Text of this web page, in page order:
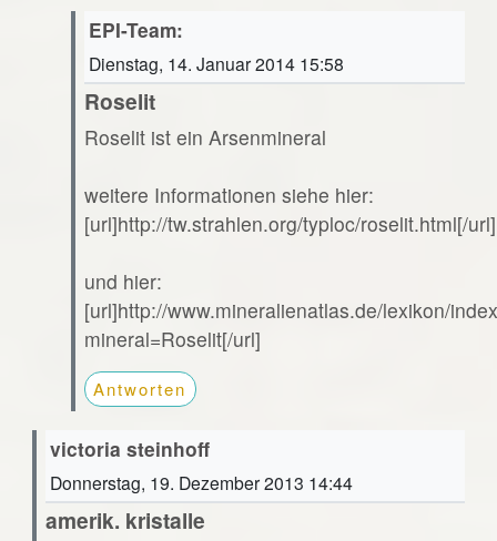
EPI-Team:
Dienstag, 14. Januar 2014 15:58
Roselit
Roselit ist ein Arsenmineral
weitere Informationen siehe hier:
[url]http://tw.strahlen.org/typloc/roselit.html[/url]
und hier:
[url]http://www.mineralienatlas.de/lexikon/
mineral=Roselit[/url]
Antworten
victoria steinhoff
Donnerstag, 19. Dezember 2013 14:44
amerik. kristalle